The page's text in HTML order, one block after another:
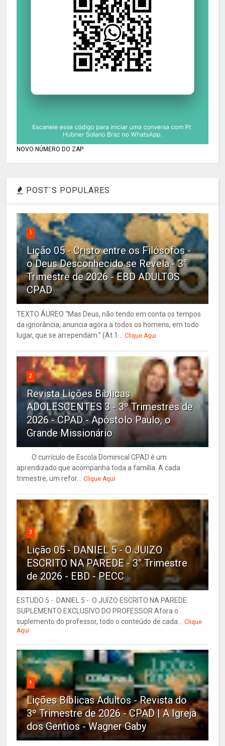
NOVO NÚMERO DO ZAP
POST`S POPULARES
1
Lição 05 - Cristo entre os Filósofos -
o Deus Desconhecido se Revela - 3°
Trimestre de 2026 - EBD ADULTOS
CPAD
TEXTO ÁUREO “Mas Deus, não tendo em conta os tempos
da ignorância, anuncia agora a todos os homens, em todo
lugar, que se arrependam.” (At 1... Clique Aqui
2
Revista Lições Bíblicas
ADOLESCENTES 3 - 3º Trimestres de
2026 - CPAD - Apóstolo Paulo, o
Grande Missionário
O currículo de Escola Dominical CPAD é um
aprendizado que acompanha toda a família. A cada
trimestre, um refor... Clique Aqui
3
Lição 05 - DANIEL 5 - O JUIZO
ESCRITO NA PAREDE - 3° Trimestre
de 2026 - EBD - PECC
ESTUDO 5 - DANIEL 5 - O JUÍZO ESCRITO NA PAREDE
SUPLEMENTO EXCLUSIVO DO PROFESSOR Afora o
suplemento do professor, todo o conteúdo de cada... Clique
Aqui
4
Lições Bíblicas Adultos - Revista do
3º Trimestre de 2026 - CPAD | A Igreja
dos Gentios - Wagner Gaby